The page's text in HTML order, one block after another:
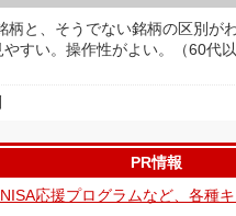
柄と、そうでない銘柄の区別が
すい。操作性がよい。（60代以
PR情報
応援プログラムなど、各種キ